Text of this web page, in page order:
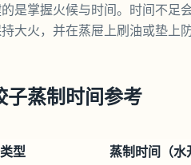
是掌握火候与时间。时间不足
大火，并在蒸屉上刷油或垫上
子蒸制时间参考
型 蒸制时间（水